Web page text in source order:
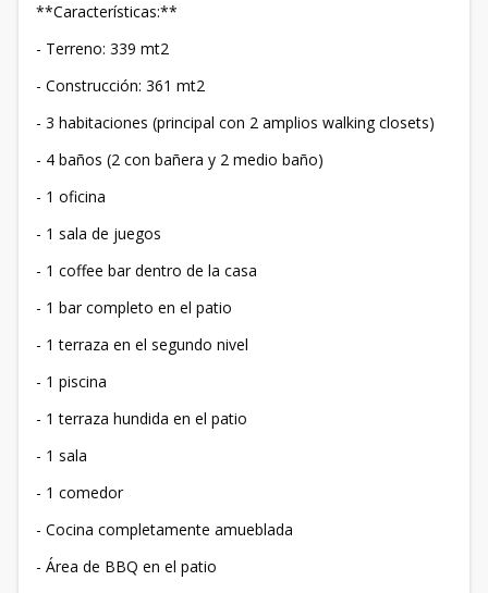
**Características:**
- Terreno: 339 mt2
- Construcción: 361 mt2
- 3 habitaciones (principal con 2 amplios walking closets)
- 4 baños (2 con bañera y 2 medio baño)
- 1 oficina
- 1 sala de juegos
- 1 coffee bar dentro de la casa
- 1 bar completo en el patio
- 1 terraza en el segundo nivel
- 1 piscina
- 1 terraza hundida en el patio
- 1 sala
- 1 comedor
- Cocina completamente amueblada
- Área de BBQ en el patio